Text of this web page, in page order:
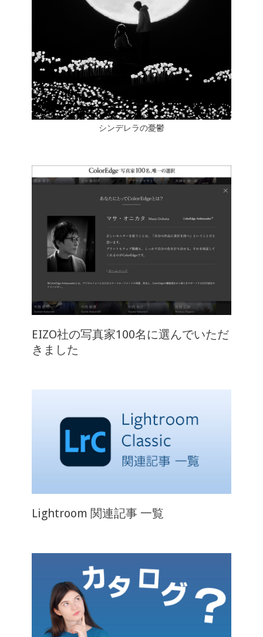
シンデレラの憂鬱
EIZO社の写真家100名に選んでいただ
きました
Lightroom 関連記事 一覧